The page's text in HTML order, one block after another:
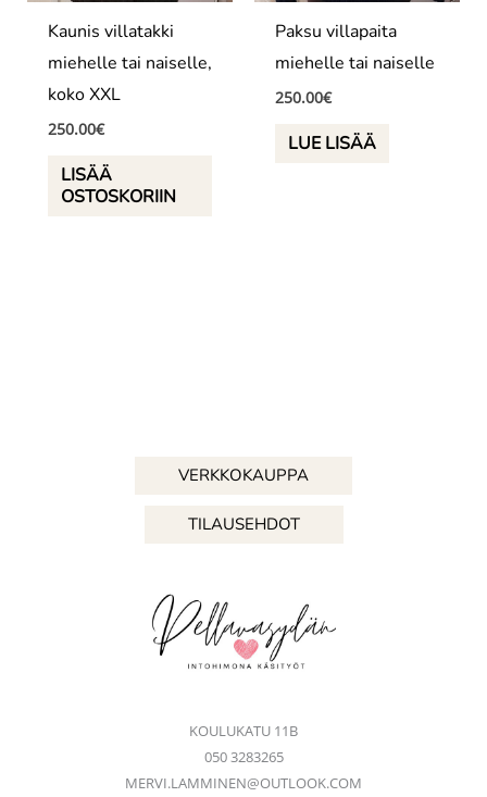
Kaunis villatakki
miehelle tai naiselle,
koko XXL
250.00€
LISÄÄ
OSTOSKORIIN
Paksu villapaita
miehelle tai naiselle
250.00€
LUE LISÄÄ
VERKKOKAUPPA
TILAUSEHDOT
KOULUKATU 11B
050 3283265
MERVI.LAMMINEN@OUTLOOK.COM